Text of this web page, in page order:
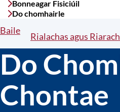
Bonneagar Fisiciúil
Do chomhairle
Breadcrumbs
Baile
Rialachas agus
Do
Chontae